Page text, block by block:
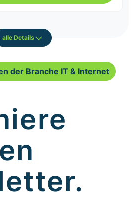
alle Details
der Branche IT & Internet